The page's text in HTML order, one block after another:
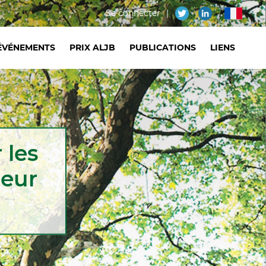
Menu
du
de
l'utilisateur
Se connecter
PRIX ALJB PUBLICATIONS LIENS
les